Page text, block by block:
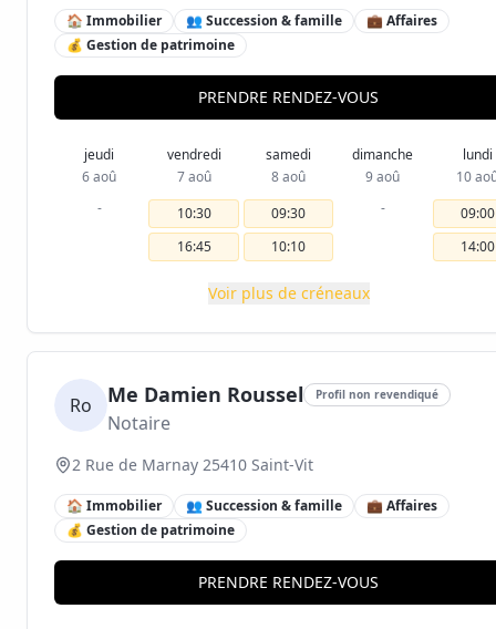
🏠 Immobilier 👥 Succession & famille
💼 Affaires
💰 Gestion de patrimoine
PRENDRE RENDEZ-VOUS
jeudi
6 aoû
-
vendredi
7 aoû
10:30
16:45
samedi
8 aoû
09:30
10:10
dimanche
9 aoû
-
lundi
10
09:00
14:00
Voir plus de créneaux
Ro Me Damien Roussel Profil non revendiqué
Notaire
2 Rue de Marnay 25410 Saint-Vit
🏠 Immobilier 👥 Succession & famille
💼 Affaires
💰 Gestion de patrimoine
PRENDRE RENDEZ-VOUS